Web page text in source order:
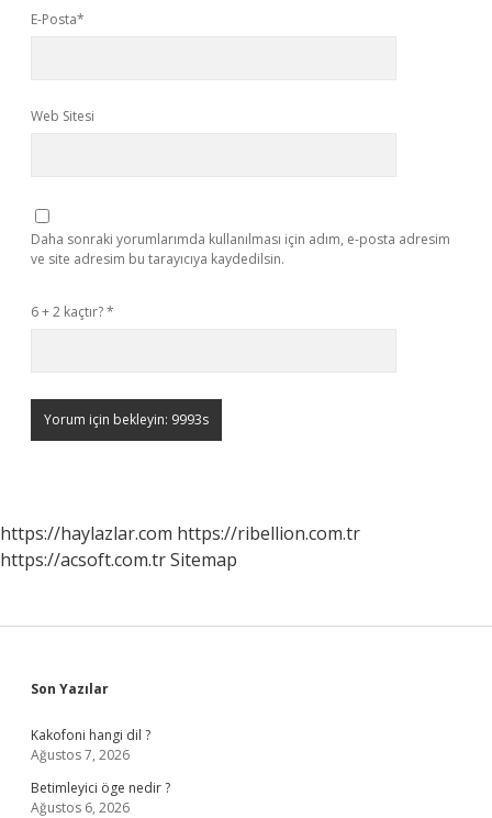
E-Posta*
Web Sitesi
Daha sonraki yorumlarımda kullanılması için adım, e-posta adresim
ve site adresim bu tarayıcıya kaydedilsin.
6 + 2 kaçtır?*
https://haylazlar.com https://ribellion.com.tr
https://acsoft.com.trSitemap
Sidebar
Son Yazılar
Kakofoni hangi dil ?
Ağustos 7, 2026
Betimleyici öge nedir ?
Ağustos 6, 2026